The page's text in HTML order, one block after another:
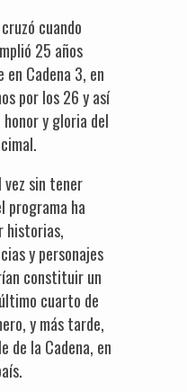
cuando
25 años
Cadena 3, en
por los 26 y así
y gloria del
vez sin tener
programa ha
historias,
y personajes
constituir un
cuarto de
y más tarde,
de la Cadena, en